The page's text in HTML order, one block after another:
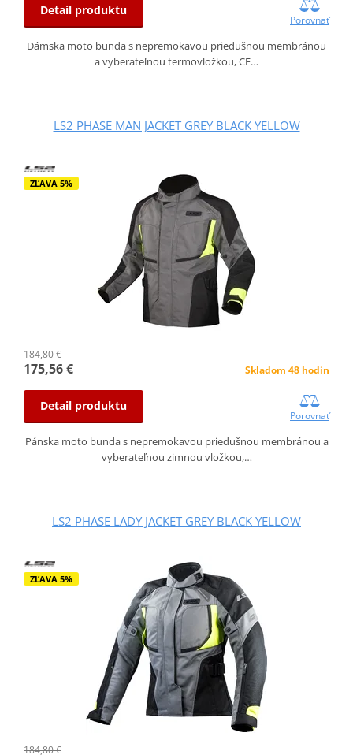
Detail produktu
Porovnať
Dámska moto bunda s nepremokavou priedušnou membránou
a vyberateľnou termovložkou, CE…
LS2 PHASE MAN JACKET GREY BLACK YELLOW
ZĽAVA 5%
184,80 €
175,56 € Skladom 48 hodin
Detail produktu
Porovnať
Pánska moto bunda s nepremokavou priedušnou membránou a
vyberateľnou zimnou vložkou,…
LS2 PHASE LADY JACKET GREY BLACK YELLOW
ZĽAVA 5%
184,80 €